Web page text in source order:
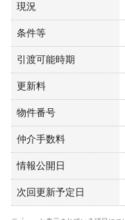
現況
条件等
引渡可能時期
更新料
物件番号
仲介手数料
情報公開日
次回更新予定日